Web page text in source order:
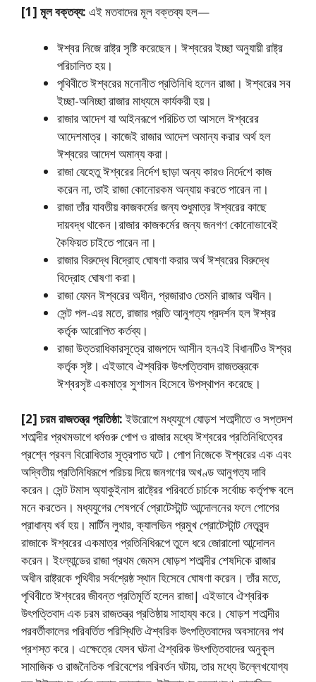
[1] মূল বক্তব্য: এই মতবাদের মূল বক্তব্য হল—
ঈশ্বর নিজে রাষ্ট্র সৃষ্টি করেছেন। ঈশ্বরের ইচ্ছা অনুযায়ী রাষ্ট্র
পরিচালিত হয়।
পৃথিবীতে ঈশ্বরের মনােনীত প্রতিনিধি হলেন রাজা। ঈশ্বরের সব
ইচ্ছা-অনিচ্ছা রাজার মাধ্যমে কার্যকরী হয়।
রাজার আদেশ যা আইনরূপে পরিচিত তা আসলে ঈশ্বরের
আদেশমাত্র। কাজেই রাজার আদেশ অমান্য করার অর্থ হল
ঈশ্বরের আদেশ অমান্য করা।
রাজা যেহেতু ঈশ্বরের নির্দেশ ছাড়া অন্য কারও নির্দেশে কাজ
করেন না, তাই রাজা কোনােরকম অন্যায় করতে পারেন না।
রাজা তাঁর যাবতীয় কাজকর্মের জন্য শুধুমাত্র ঈশ্বরের কাছে
দায়বদ্ধ থাকেন।রাজার কাজকর্মের জন্য জনগণ কোনােভাবেই
কৈফিয়ত চাইতে পারেন না।
রাজার বিরুদ্ধে বিদ্রোহ ঘােষণা করার অর্থ ঈশ্বরের বিরুদ্ধে
বিদ্রোহ ঘােষণা করা।
রাজা যেমন ঈশ্বরের অধীন, প্রজারাও তেমনি রাজার অধীন।
সেন্ট পল-এর মতে, রাজার প্রতি আনুগত্য প্রদর্শন হল ঈশ্বর
কর্তৃক আরােপিত কর্তব্য।
রাজা উত্তরাধিকারসূত্রে রাজপদে আসীন হনএই বিধানটিও ঈশ্বর
কর্তৃক সৃষ্ট। এইভাবে ঐশ্বরিক উৎপত্তিবাদ রাজতন্ত্রকে
ঈশ্বরসৃষ্ট একমাত্র সুশাসন হিসেবে উপস্থাপন করেছে।
[2] চরম রাজতন্ত্র প্রতিষ্ঠা:ইউরােপে মধ্যযুগে যােড়শ শতাব্দীতে ও সপ্তদশ
শতাব্দীর প্রথমভাগে ধর্মগুরু পােপ ও রাজার মধ্যে ঈশ্বরের প্রতিনিধিত্বের
প্রশ্নে প্রবল বিরােধিতার সূত্রপাত ঘটে। পোপ নিজেকে ঈশ্বরের এক এবং
অদ্বিতীয় প্রতিনিধিরূপে পরিচয় দিয়ে জনগণের অখণ্ড আনুগত্য দাবি
করেন। সেন্ট টমাস অ্যাকুইনাস রাষ্ট্রের পরিবর্তে চার্চকে সর্বোচ্চ কর্তৃপক্ষ বলে
মনে করতেন। মধ্যযুগের শেষপর্বে প্রােটেস্টান্ট আন্দোলনের ফলে পােপের
প্রাধান্য খর্ব হয়। মার্টিন লুথার, ক্যালভিন প্রমুখ প্রােটেস্টান্ট নেতৃবৃন্দ
রাজাকে ঈশ্বরের একমাত্র প্রতিনিধিরূপে তুলে ধরে জোরালাে আন্দোলন
করেন। ইংল্যান্ডের রাজা প্রথম জেমস ষোড়শ শতাব্দীর শেষদিকে রাজার
অধীন রাষ্ট্রকে পৃথিবীর সর্বশ্রেষ্ঠ স্থান হিসেবে ঘােষণা করেন। তাঁর মতে,
পৃথিবীতে ঈশ্বরের জীবন্ত প্রতিমূর্তি হলেন রাজা| এইভাবে ঐশ্বরিক
উৎপত্তিবাদ এক চরম রাজতন্ত্র প্রতিষ্ঠায় সাহায্য করে। ষােড়শ শতাব্দীর
পরবর্তীকালের পরিবর্তিত পরিস্থিতি ঐশ্বরিক উৎপত্তিবাদের অবসানের পথ
প্রশস্ত করে। এক্ষেত্রে যেসব ঘটনা ঐশ্বরিক উৎপত্তিবাদের অনুকূল
সামাজিক ও রাজনৈতিক পরিবেশের পরিবর্তন ঘটায়, তার মধ্যে উল্লেখযােগ্য